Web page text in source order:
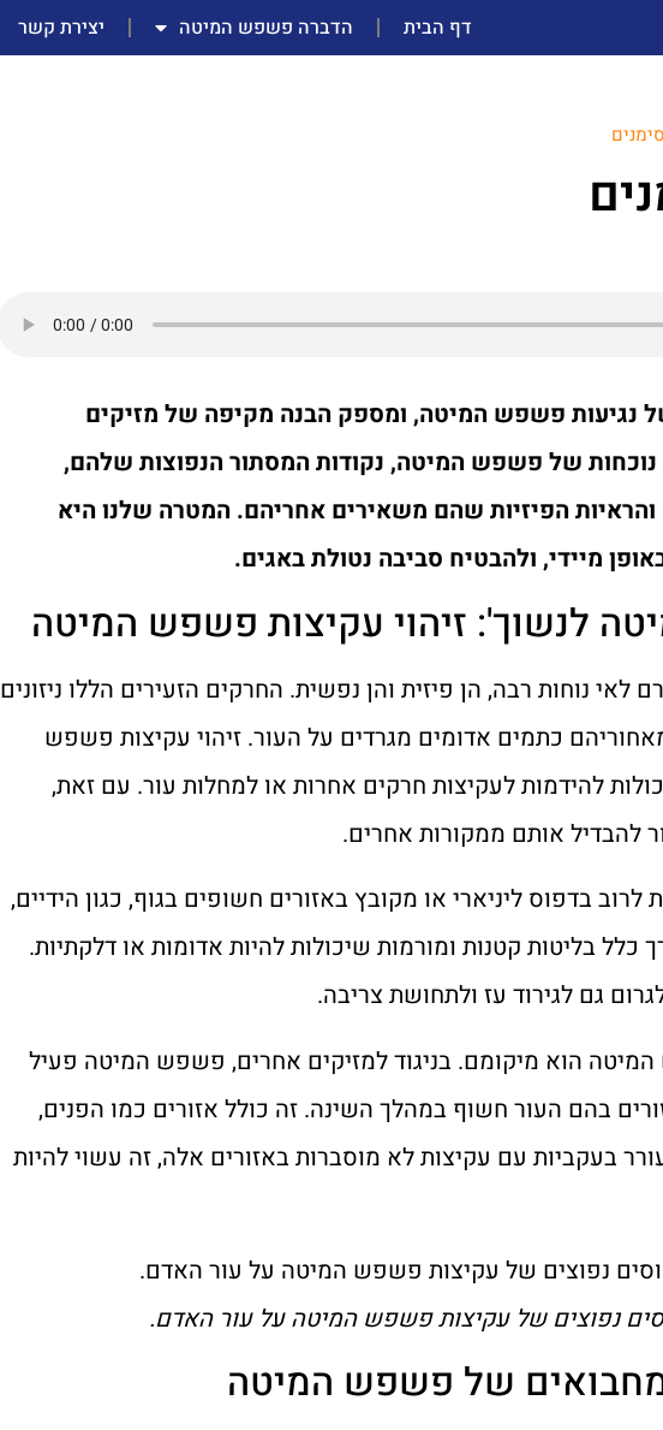
דף הבית הדברה פשפש המיטה יצירת קשר
נגיעות פשפש המיטה, ומספק הבנה מקיפה של מזיקים
נוכחות של פשפש המיטה, נקודות המסתור הנפוצות שלהם,
הפיזיות שהם משאירים אחריהם. המטרה שלנו היא
מיידי, ולהבטיח סביבה נטולת באגים.
נוחות רבה, הן פיזית והן נפשית. החרקים הזעירים הללו ניזונים
כתמים אדומים מגרדים על העור. זיהוי עקיצות פשפש
להידמות לעקיצות חרקים אחרות או למחלות עור. עם זאת,
להבדיל אותם ממקורות אחרים.
בדפוס ליניארי או מקובץ באזורים חשופים בגוף, כגון הידיים,
כלל בליטות קטנות ומורמות שיכולות להיות אדומות או דלקתיות.
גם לגירוד עז ולתחושת צריבה.
הוא מיקומם. בניגוד למזיקים אחרים, פשפש המיטה פעיל
בהם העור חשוף במהלך השינה. זה כולל אזורים כמו הפנים,
בעקביות עם עקיצות לא מוסברות באזורים אלה, זה עשוי להיות